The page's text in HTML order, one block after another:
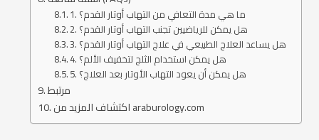
1. ما هي مدة التعافي من التهاب أوتار القدم؟
2. هل يمكن للرياضيين تجنب التهاب أوتار القدم؟
3. هل يساعد العلاج الطبيعي في علاج التهاب أوتار القدم؟
4. هل يمكن استخدام الثلج لتخفيف الألم؟
5. هل يمكن أن يعود التهاب الأوتار بعد العلاج؟
مرتبط
اكتشاف المزيد من araburology.com